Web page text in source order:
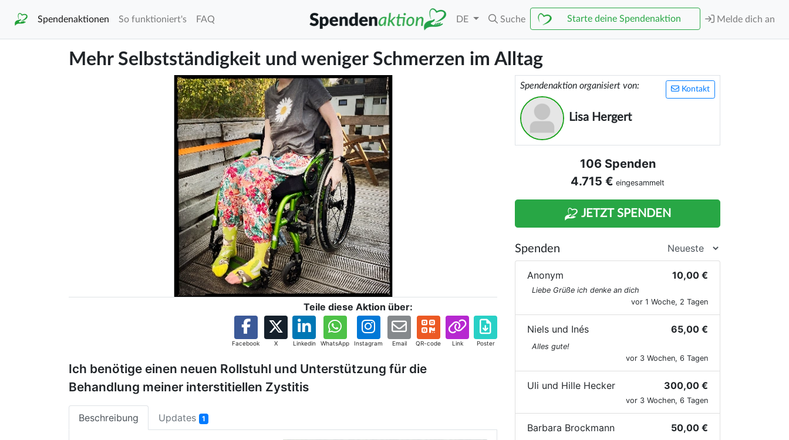
Spendenaktionen So funktioniert's FAQ DE Suche Starte deine Spendenaktion Melde dich an
Mehr Selbstständigkeit und weniger Schmerzen im Alltag
Teile diese Aktion über:
Facebook X Linkedin WhatsApp Instagram Email QR-code Link Poster
Ich benötige einen neuen Rollstuhl und Unterstützung für die
Behandlung meiner interstitiellen Zystitis
Beschreibung Updates 1
Kontakt
Spendenaktion organisiert von:
Lisa Hergert
106 Spenden
4.715 € eingesammelt
JETZT SPENDEN
Spenden
Anonym 10,00 €
Liebe Grüße ich denke an dich
vor 1 Woche, 2 Tagen
Niels und Inés 65,00 €
Alles gute!
vor 3 Wochen, 6 Tagen
Uli und Hille Hecker 300,00 €
vor 3 Wochen, 6 Tagen
Barbara Brockmann 50,00 €